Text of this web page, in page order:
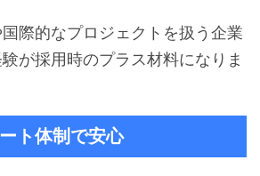
際的なプロジェクトを扱う企業
が採用時のプラス材料になりま
ト体制で安心